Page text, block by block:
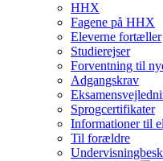
HHX
Fagene på HHX
Eleverne fortæller
Studierejser
Forventning til
Adgangskrav
Sprogcertifikater
Informationer til
Til forældre